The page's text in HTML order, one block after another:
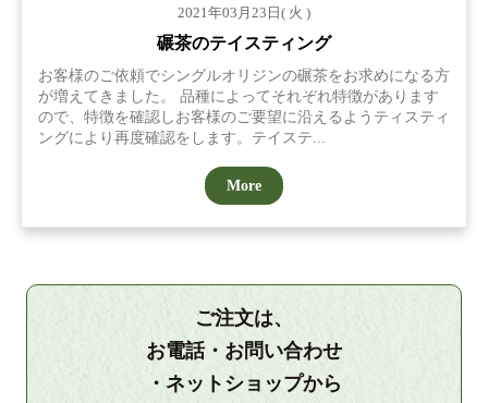
2021年03月23日( 火 )
碾茶のテイスティング
お客様のご依頼でシングルオリジンの碾茶をお求めになる方
が増えてきました。 品種によってそれぞれ特徴があります
ので、特徴を確認しお客様のご要望に沿えるようティスティ
ングにより再度確認をします。テイステ...
More
ご注文は、
お電話・お問い合わせ
・ネットショップから